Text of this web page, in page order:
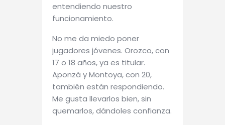
entendiendo nuestro
funcionamiento.
No me da miedo poner
jugadores jóvenes. Orozco, con
17 o 18 años, ya es titular.
Aponzá y Montoya, con 20,
también están respondiendo.
Me gusta llevarlos bien, sin
quemarlos, dándoles confianza.